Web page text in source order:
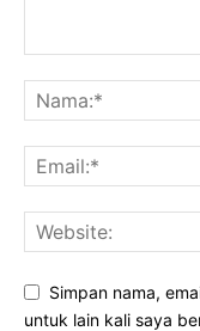
Simpan nama,
untuk lain kali saya